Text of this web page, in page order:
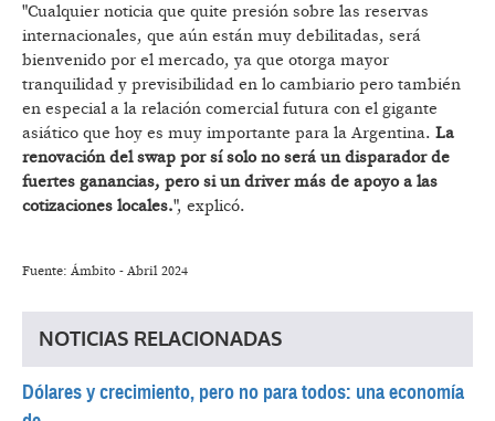
"Cualquier noticia que quite presión sobre las reservas
internacionales, que aún están muy debilitadas, será
bienvenido por el mercado, ya que otorga mayor
tranquilidad y previsibilidad en lo cambiario pero también
en especial a la relación comercial futura con el gigante
asiático que hoy es muy importante para la Argentina. La
renovación del swap por sí solo no será un disparador de
fuertes ganancias, pero si un driver más de apoyo a las
cotizaciones locales.", explicó.
Fuente: Ámbito - Abril 2024
NOTICIAS RELACIONADAS
Dólares y crecimiento, pero no para todos: una economía